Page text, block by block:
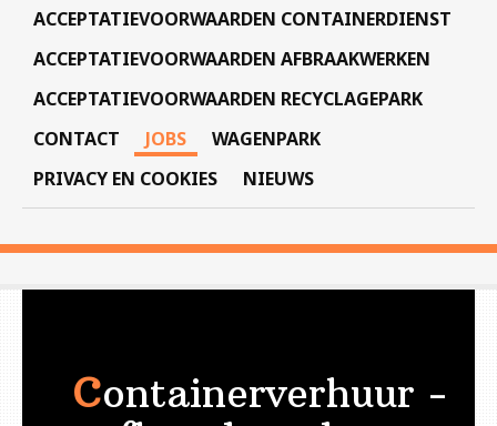
ACCEPTATIEVOORWAARDEN CONTAINERDIENST
ACCEPTATIEVOORWAARDEN AFBRAAKWERKEN
ACCEPTATIEVOORWAARDEN RECYCLAGEPARK
CONTACT
JOBS
WAGENPARK
PRIVACY EN COOKIES
NIEUWS
Containerverhuur -